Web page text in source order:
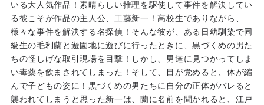
いる大人気作品！素晴らしい推理を駆使して事件を解決してい
る彼こそが作品の主人公、工藤新一！高校生でありながら、
様々な事件を解決する名探偵！そんな彼が、ある日幼馴染で同
級生の毛利蘭と遊園地に遊びに行ったときに、黒づくめの男た
ちの怪しげな取引現場を目撃！しかし、男達に見つかってしま
い毒薬を飲まされてしまった！そして、目が覚めると、体が縮
んで子どもの姿に！黒づくめの男たちに自分の正体がバレると
襲われてしまうと思った新一は、蘭に名前を聞かれると、江戸